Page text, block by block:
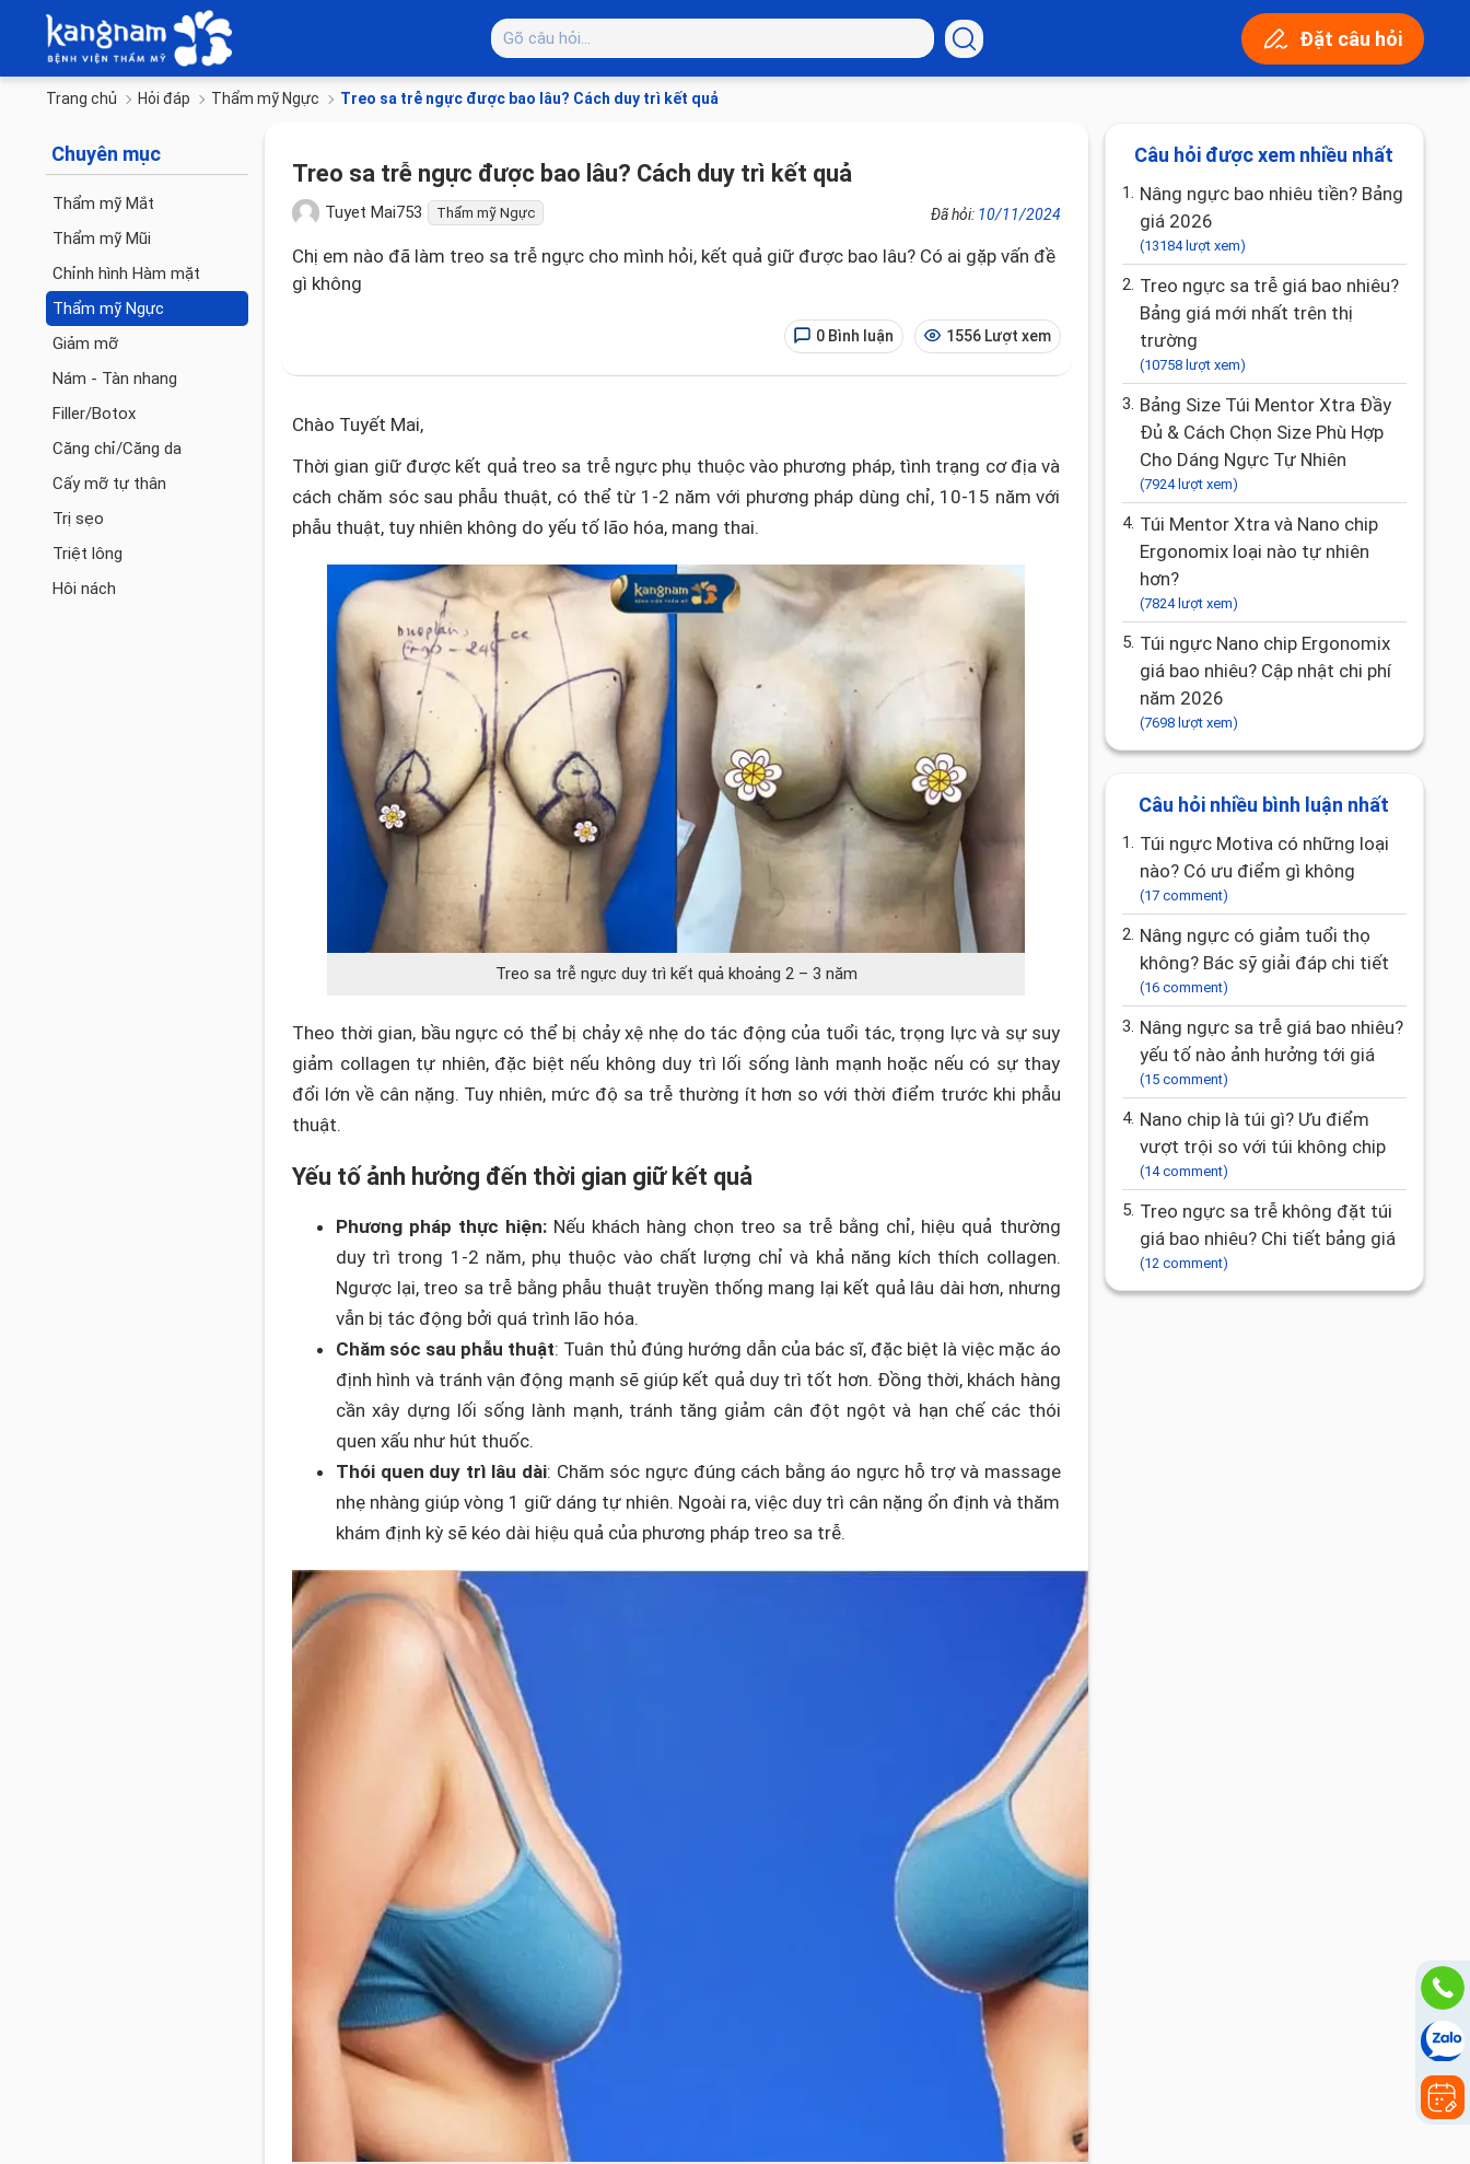
Đặt câu hỏi
Trang chủ Hỏi đáp Thẩm mỹ Ngực Treo sa trễ ngực được bao lâu? Cách duy trì kết quả
Chuyên mục
Thẩm mỹ Mắt
Thẩm mỹ Mũi
Chỉnh hình Hàm mặt
Thẩm mỹ Ngực
Giảm mỡ
Nám - Tàn nhang
Filler/Botox
Căng chỉ/Căng da
Cấy mỡ tự thân
Trị sẹo
Triệt lông
Hôi nách
Treo sa trễ ngực được bao lâu? Cách duy trì kết quả
Tuyet Mai753 Thẩm mỹ Ngực Đã hỏi: 10/11/2024
Chị em nào đã làm treo sa trễ ngực cho mình hỏi, kết quả giữ được bao lâu? Có ai gặp vấn đề
gì không
0 Bình luận 1556 Lượt xem
Chào Tuyết Mai,
Thời gian giữ được kết quả treo sa trễ ngực phụ thuộc vào phương pháp, tình trạng cơ địa và
cách chăm sóc sau phẫu thuật, có thể từ 1-2 năm với phương pháp dùng chỉ, 10-15 năm với
phẫu thuật, tuy nhiên không do yếu tố lão hóa, mang thai.
Treo sa trễ ngực duy trì kết quả khoảng 2 – 3 năm
Theo thời gian, bầu ngực có thể bị chảy xệ nhẹ do tác động của tuổi tác, trọng lực và sự suy
giảm collagen tự nhiên, đặc biệt nếu không duy trì lối sống lành mạnh hoặc nếu có sự thay
đổi lớn về cân nặng. Tuy nhiên, mức độ sa trễ thường ít hơn so với thời điểm trước khi phẫu
thuật.
Yếu tố ảnh hưởng đến thời gian giữ kết quả
Phương pháp thực hiện: Nếu khách hàng chọn treo sa trễ bằng chỉ, hiệu quả thường
duy trì trong 1-2 năm, phụ thuộc vào chất lượng chỉ và khả năng kích thích collagen.
Ngược lại, treo sa trễ bằng phẫu thuật truyền thống mang lại kết quả lâu dài hơn, nhưng
vẫn bị tác động bởi quá trình lão hóa.
Chăm sóc sau phẫu thuật: Tuân thủ đúng hướng dẫn của bác sĩ, đặc biệt là việc mặc áo
định hình và tránh vận động mạnh sẽ giúp kết quả duy trì tốt hơn. Đồng thời, khách hàng
cần xây dựng lối sống lành mạnh, tránh tăng giảm cân đột ngột và hạn chế các thói
quen xấu như hút thuốc.
Thói quen duy trì lâu dài: Chăm sóc ngực đúng cách bằng áo ngực hỗ trợ và massage
nhẹ nhàng giúp vòng 1 giữ dáng tự nhiên. Ngoài ra, việc duy trì cân nặng ổn định và thăm
khám định kỳ sẽ kéo dài hiệu quả của phương pháp treo sa trễ.
Câu hỏi được xem nhiều nhất
1. Nâng ngực bao nhiêu tiền? Bảng
giá 2026
(13184 lượt xem)
2. Treo ngực sa trễ giá bao nhiêu?
Bảng giá mới nhất trên thị
trường
(10758 lượt xem)
3. Bảng Size Túi Mentor Xtra Đầy
Đủ & Cách Chọn Size Phù Hợp
Cho Dáng Ngực Tự Nhiên
(7924 lượt xem)
4. Túi Mentor Xtra và Nano chip
Ergonomix loại nào tự nhiên
hơn?
(7824 lượt xem)
5. Túi ngực Nano chip Ergonomix
giá bao nhiêu? Cập nhật chi phí
năm 2026
(7698 lượt xem)
Câu hỏi nhiều bình luận nhất
1. Túi ngực Motiva có những loại
nào? Có ưu điểm gì không
(17 comment)
2. Nâng ngực có giảm tuổi thọ
không? Bác sỹ giải đáp chi tiết
(16 comment)
3. Nâng ngực sa trễ giá bao nhiêu?
yếu tố nào ảnh hưởng tới giá
(15 comment)
4. Nano chip là túi gì? Ưu điểm
vượt trội so với túi không chip
(14 comment)
5. Treo ngực sa trễ không đặt túi
giá bao nhiêu? Chi tiết bảng giá
(12 comment)